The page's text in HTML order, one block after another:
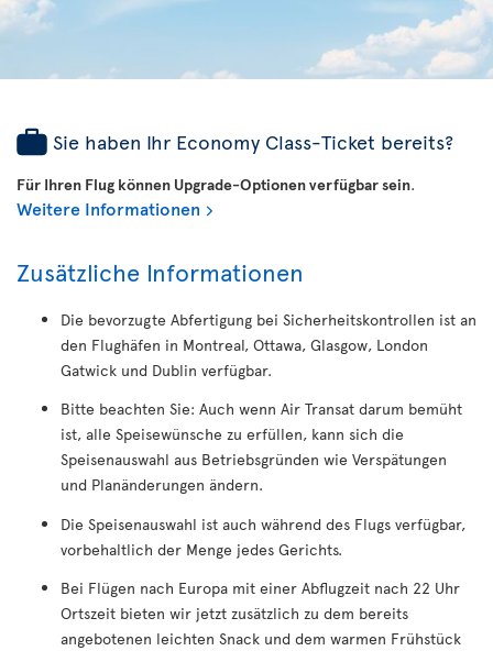
Sie haben Ihr Economy Class-Ticket bereits?
Für Ihren Flug können Upgrade-Optionen verfügbar sein.
Weitere Informationen
Zusätzliche Informationen
Die bevorzugte Abfertigung bei Sicherheitskontrollen ist an
den Flughäfen in Montreal, Ottawa, Glasgow, London
Gatwick und Dublin verfügbar.
Bitte beachten Sie: Auch wenn Air Transat darum bemüht
ist, alle Speisewünsche zu erfüllen, kann sich die
Speisenauswahl aus Betriebsgründen wie Verspätungen
und Planänderungen ändern.
Die Speisenauswahl ist auch während des Flugs verfügbar,
vorbehaltlich der Menge jedes Gerichts.
Bei Flügen nach Europa mit einer Abflugzeit nach 22 Uhr
Ortszeit bieten wir jetzt zusätzlich zu dem bereits
angebotenen leichten Snack und dem warmen Frühstück